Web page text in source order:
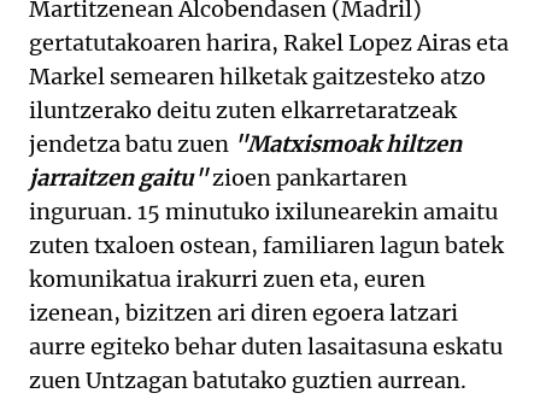
Martitzenean Alcobendasen (Madril)
gertatutakoaren harira, Rakel Lopez Airas eta
Markel semearen hilketak gaitzesteko atzo
iluntzerako deitu zuten elkarretaratzeak
jendetza batu zuen "Matxismoak hiltzen
jarraitzen gaitu"zioen pankartaren
inguruan. 15 minutuko ixilunearekin amaitu
zuten txaloen ostean, familiaren lagun batek
komunikatua irakurri zuen eta, euren
izenean, bizitzen ari diren egoera latzari
aurre egiteko behar duten lasaitasuna eskatu
zuen Untzagan batutako guztien aurrean.